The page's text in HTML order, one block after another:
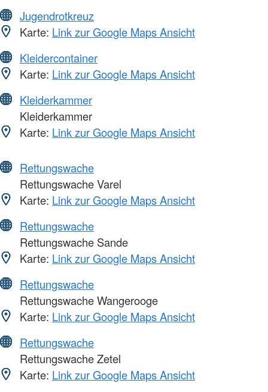
Jugendrotkreuz
Karte: Link zur Google Maps Ansicht
Kleidercontainer
Karte: Link zur Google Maps Ansicht
Kleiderkammer
Kleiderkammer
Karte: Link zur Google Maps Ansicht
Rettungswache
Rettungswache Varel
Karte: Link zur Google Maps Ansicht
Rettungswache
Rettungswache Sande
Karte: Link zur Google Maps Ansicht
Rettungswache
Rettungswache Wangerooge
Karte: Link zur Google Maps Ansicht
Rettungswache
Rettungswache Zetel
Karte: Link zur Google Maps Ansicht